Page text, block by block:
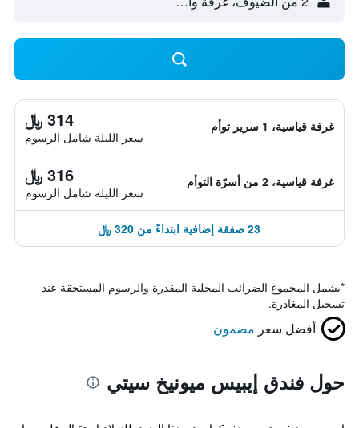
غرفة قياسية، 1 سرير توأم 314 ﷼
سعر الليلة شامل الرسوم
غرفة قياسية، 2 من أسرّة التوأم 316 ﷼
سعر الليلة شامل الرسوم
23 صفقة إضافية ابتداءً من 320 ﷼
*يشمل المجموع الضرائب المحلية المقدرة والرسوم المستحقة عند
تسجيل المغادرة.
أفضل سعر مضمون
حول فندق إيبيس ميونيخ سيتي